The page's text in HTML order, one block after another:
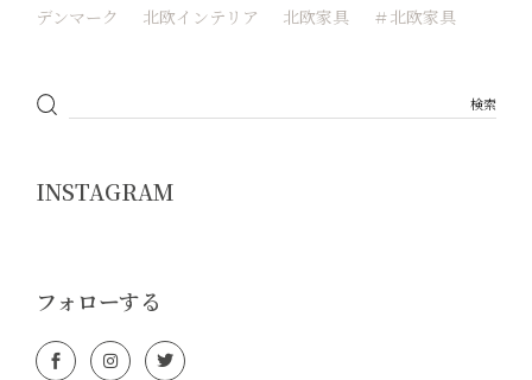
デンマーク
北欧インテリア 北欧家具 ＃北欧家具
INSTAGRAM
フォローする